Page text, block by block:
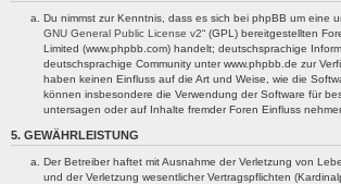
Du nimmst zur Kenntnis, dass es sich bei phpBB um eine
GNU General Public License v2“ (GPL) bereitgestellten
Limited (www.phpbb.com) handelt; deutschsprachige
deutschsprachige Community unter www.phpbb.de zur
haben keinen Einfluss auf die Art und Weise, wie die
können insbesondere die Verwendung der Software für
untersagen oder auf Inhalte fremder Foren Einfluss
5. GEWÄHRLEISTUNG
Der Betreiber haftet mit Ausnahme der Verletzung von
und der Verletzung wesentlicher Vertragspflichten